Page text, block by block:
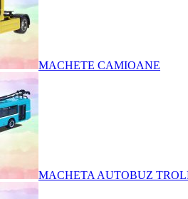
MACHETE CAMIOANE
MACHETA AUTOBUZ